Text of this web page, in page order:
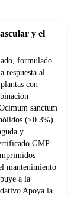
y el
formulado
respuesta al
con
sanctum
(≥0.3%)
y
GMP
mantenimiento
a la
Apoya la